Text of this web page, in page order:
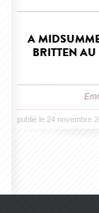
A
BRITTEN
publié le 24 novembre